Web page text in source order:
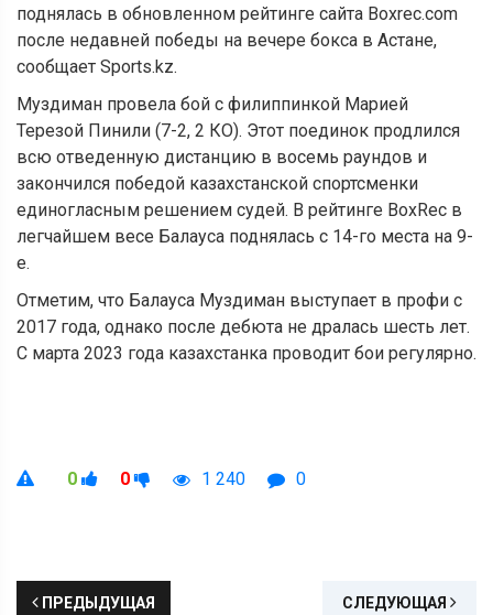
поднялась в обновленном рейтинге сайта Boxrec.com
после недавней победы на вечере бокса в Астане,
сообщает Sports.kz.
Муздиман провела бой с филиппинкой Марией
Терезой Пинили (7-2, 2 КО). Этот поединок продлился
всю отведенную дистанцию в восемь раундов и
закончился победой казахстанской спортсменки
единогласным решением судей. В рейтинге BoxRec в
легчайшем весе Балауса поднялась с 14-го места на 9-
е.
Отметим, что Балауса Муздиман выступает в профи с
2017 года, однако после дебюта не дралась шесть лет.
С марта 2023 года казахстанка проводит бои регулярно.
0 0 1 240 0
ПРЕДЫДУЩАЯ СЛЕДУЮЩАЯ